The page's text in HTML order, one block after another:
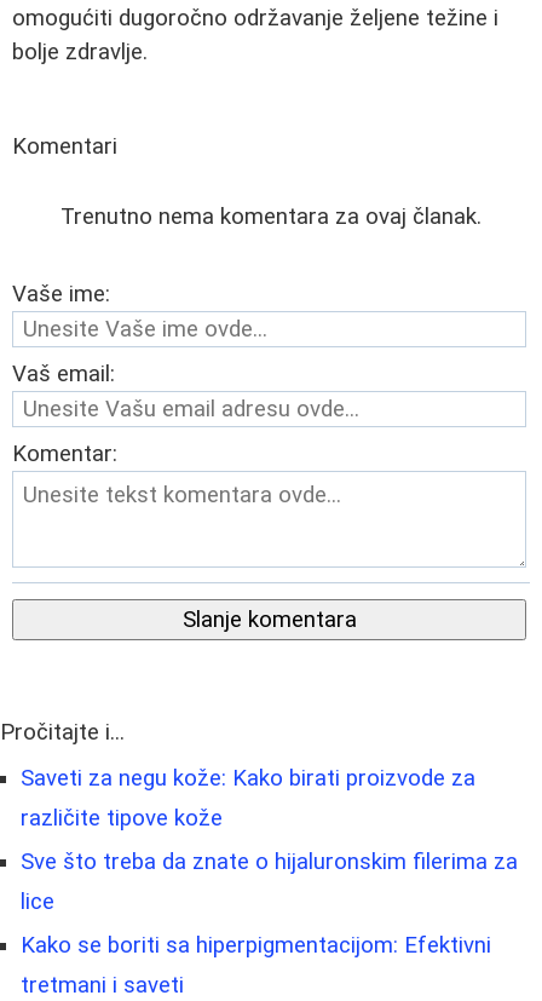
omogućiti dugoročno održavanje željene težine i
bolje zdravlje.
Komentari
Trenutno nema komentara za ovaj članak.
Vaše ime:
Vaš email:
Komentar:
Slanje komentara
Pročitajte i...
Saveti za negu kože: Kako birati proizvode za
različite tipove kože
Sve što treba da znate o hijaluronskim filerima za
lice
Kako se boriti sa hiperpigmentacijom: Efektivni
tretmani i saveti